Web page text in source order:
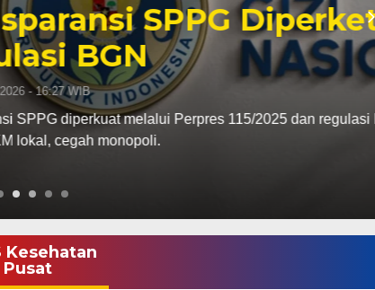
Diperketat Lewat
115/2025 dan regulasi BGN, wajib label harga-gizi,
Kesehatan
Pusat